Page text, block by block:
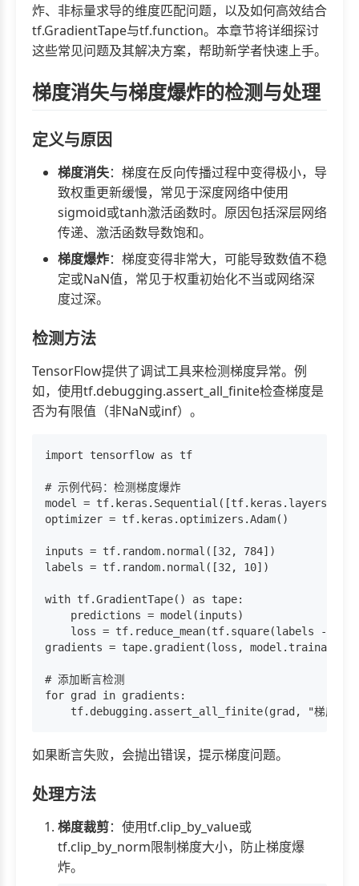
炸、非标量求导的维度匹配问题，以及如何高效结合
tf.GradientTape与tf.function。本章节将详细探讨
这些常见问题及其解决方案，帮助新学者快速上手。
梯度消失与梯度爆炸的检测与处理
定义与原因
梯度消失：梯度在反向传播过程中变得极小，导
致权重更新缓慢，常见于深度网络中使用
sigmoid或tanh激活函数时。原因包括深层网络
传递、激活函数导数饱和。
梯度爆炸：梯度变得非常大，可能导致数值不稳
定或NaN值，常见于权重初始化不当或网络深
度过深。
检测方法
TensorFlow提供了调试工具来检测梯度异常。例
如，使用tf.debugging.assert_all_finite检查梯度是
否为有限值（非NaN或inf）。
import tensorflow as tf
# 示例代码：检测梯度爆炸
model =
optimizer = tf.keras.optimizers.Adam()
inputs = tf.random.normal([32, 784])
labels = tf.random.normal([32, 10])
with tf.GradientTape() as tape:
    predictions = model(inputs)
loss = tf.reduce_mean(tf.square(labels -
gradients = tape.gradient(loss,
# 添加断言检测
for grad in gradients:
如果断言失败，会抛出错误，提示梯度问题。
处理方法
梯度裁剪：使用tf.clip_by_value或
tf.clip_by_norm限制梯度大小，防止梯度爆
炸。